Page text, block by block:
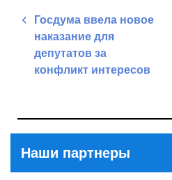
Навигация
записям
Госдума ввела новое
наказание для
депутатов за
конфликт интересов
Наши партнеры